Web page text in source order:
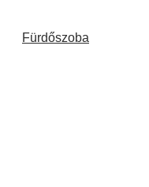
Fürdőszoba